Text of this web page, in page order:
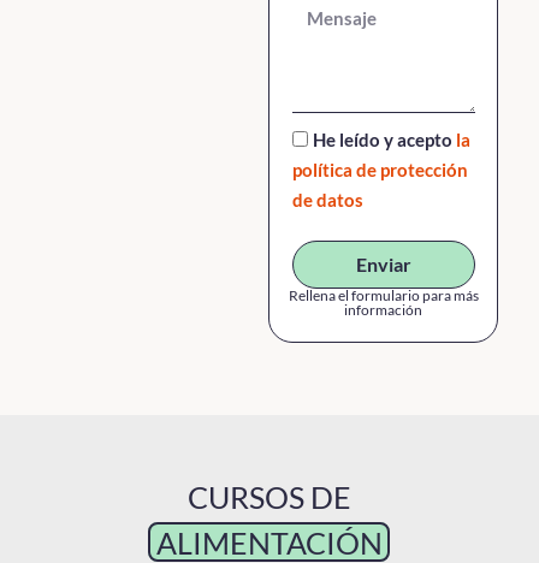
He leído y acepto la
política de protección
de datos
Enviar
Rellena el formulario para más
información
CURSOS DE
ALIMENTACIÓN